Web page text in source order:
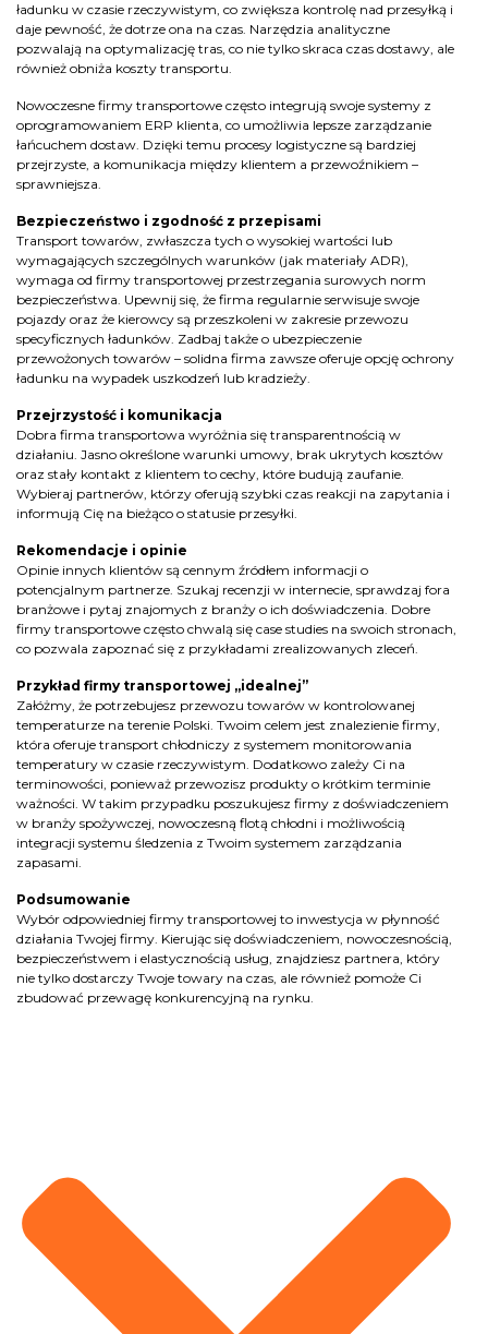
ładunku w czasie rzeczywistym, co zwiększa kontrolę nad przesyłką i
daje pewność, że dotrze ona na czas. Narzędzia analityczne
pozwalają na optymalizację tras, co nie tylko skraca czas dostawy, ale
również obniża koszty transportu.
Nowoczesne firmy transportowe często integrują swoje systemy z
oprogramowaniem ERP klienta, co umożliwia lepsze zarządzanie
łańcuchem dostaw. Dzięki temu procesy logistyczne są bardziej
przejrzyste, a komunikacja między klientem a przewoźnikiem –
sprawniejsza.
Bezpieczeństwo i zgodność z przepisami
Transport towarów, zwłaszcza tych o wysokiej wartości lub
wymagających szczególnych warunków (jak materiały ADR),
wymaga od firmy transportowej przestrzegania surowych norm
bezpieczeństwa. Upewnij się, że firma regularnie serwisuje swoje
pojazdy oraz że kierowcy są przeszkoleni w zakresie przewozu
specyficznych ładunków. Zadbaj także o ubezpieczenie
przewożonych towarów – solidna firma zawsze oferuje opcję ochrony
ładunku na wypadek uszkodzeń lub kradzieży.
Przejrzystość i komunikacja
Dobra firma transportowa wyróżnia się transparentnością w
działaniu. Jasno określone warunki umowy, brak ukrytych kosztów
oraz stały kontakt z klientem to cechy, które budują zaufanie.
Wybieraj partnerów, którzy oferują szybki czas reakcji na zapytania i
informują Cię na bieżąco o statusie przesyłki.
Rekomendacje i opinie
Opinie innych klientów są cennym źródłem informacji o
potencjalnym partnerze. Szukaj recenzji w internecie, sprawdzaj fora
branżowe i pytaj znajomych z branży o ich doświadczenia. Dobre
firmy transportowe często chwalą się case studies na swoich stronach,
co pozwala zapoznać się z przykładami zrealizowanych zleceń.
Przykład firmy transportowej „idealnej”
Załóżmy, że potrzebujesz przewozu towarów w kontrolowanej
temperaturze na terenie Polski. Twoim celem jest znalezienie firmy,
która oferuje transport chłodniczy z systemem monitorowania
temperatury w czasie rzeczywistym. Dodatkowo zależy Ci na
terminowości, ponieważ przewozisz produkty o krótkim terminie
ważności. W takim przypadku poszukujesz firmy z doświadczeniem
w branży spożywczej, nowoczesną flotą chłodni i możliwością
integracji systemu śledzenia z Twoim systemem zarządzania
zapasami.
Podsumowanie
Wybór odpowiedniej firmy transportowej to inwestycja w płynność
działania Twojej firmy. Kierując się doświadczeniem, nowoczesnością,
bezpieczeństwem i elastycznością usług, znajdziesz partnera, który
nie tylko dostarczy Twoje towary na czas, ale również pomoże Ci
zbudować przewagę konkurencyjną na rynku.